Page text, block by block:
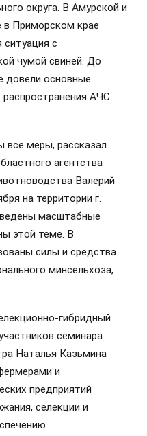
округа. В Амурской и
в Приморском крае
с
чумой свиней. До
довели основные
АЧС
все меры, рассказал
агентства
Валерий
на территории г.
масштабные
этой теме. В
силы и средства
минсельхоза,
гибридный
семинара
Наталья Казьмина
и
предприятий
селекции и